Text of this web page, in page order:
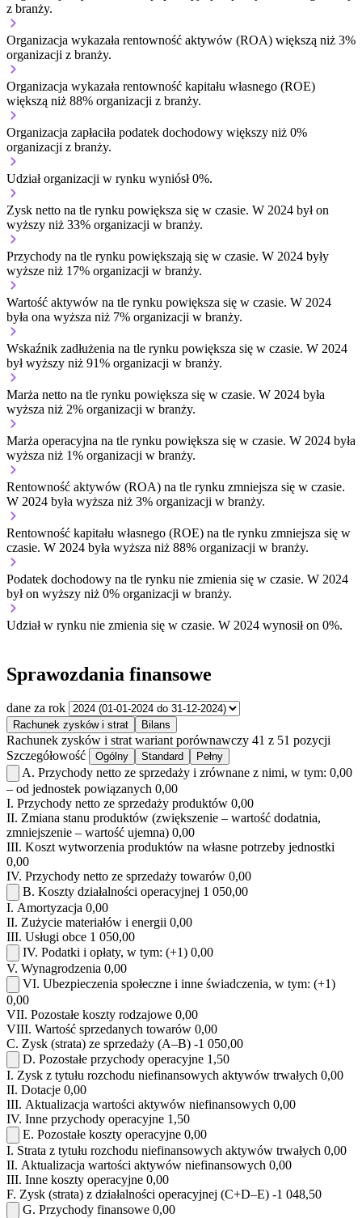
z branży.
Organizacja wykazała rentowność aktywów (ROA) większą niż 3%
organizacji z branży.
Organizacja wykazała rentowność kapitału własnego (ROE)
większą niż 88% organizacji z branży.
Organizacja zapłaciła podatek dochodowy większy niż 0%
organizacji z branży.
Udział organizacji w rynku wyniósł 0%.
Zysk netto na tle rynku powiększa się w czasie. W 2024 był on
wyższy niż 33% organizacji w branży.
Przychody na tle rynku powiększają się w czasie. W 2024 były
wyższe niż 17% organizacji w branży.
Wartość aktywów na tle rynku powiększa się w czasie. W 2024
była ona wyższa niż 7% organizacji w branży.
Wskaźnik zadłużenia na tle rynku powiększa się w czasie. W 2024
był wyższy niż 91% organizacji w branży.
Marża netto na tle rynku powiększa się w czasie. W 2024 była
wyższa niż 2% organizacji w branży.
Marża operacyjna na tle rynku powiększa się w czasie. W 2024 była
wyższa niż 1% organizacji w branży.
Rentowność aktywów (ROA) na tle rynku zmniejsza się w czasie.
W 2024 była wyższa niż 3% organizacji w branży.
Rentowność kapitału własnego (ROE) na tle rynku zmniejsza się w
czasie. W 2024 była wyższa niż 88% organizacji w branży.
Podatek dochodowy na tle rynku nie zmienia się w czasie. W 2024
był on wyższy niż 0% organizacji w branży.
Udział w rynku nie zmienia się w czasie. W 2024 wynosił on 0%.
Sprawozdania finansowe
dane za rok
Rachunek zysków i strat Bilans
Rachunek zysków i strat wariant porównawczy 41 z 51 pozycji
Szczegółowość
Ogólny Standard Pełny
A. Przychody netto ze sprzedaży i zrównane z nimi, w tym: 0,00
– od jednostek powiązanych 0,00
I. Przychody netto ze sprzedaży produktów 0,00
II. Zmiana stanu produktów (zwiększenie – wartość dodatnia,
zmniejszenie – wartość ujemna) 0,00
III. Koszt wytworzenia produktów na własne potrzeby jednostki
0,00
IV. Przychody netto ze sprzedaży towarów 0,00
B. Koszty działalności operacyjnej 1 050,00
I. Amortyzacja 0,00
II. Zużycie materiałów i energii 0,00
III. Usługi obce 1 050,00
IV. Podatki i opłaty, w tym: (+1) 0,00
V. Wynagrodzenia 0,00
VI. Ubezpieczenia społeczne i inne świadczenia, w tym: (+1)
0,00
VII. Pozostałe koszty rodzajowe 0,00
VIII. Wartość sprzedanych towarów 0,00
C. Zysk (strata) ze sprzedaży (A–B) -1 050,00
D. Pozostałe przychody operacyjne 1,50
I. Zysk z tytułu rozchodu niefinansowych aktywów trwałych 0,00
II. Dotacje 0,00
III. Aktualizacja wartości aktywów niefinansowych 0,00
IV. Inne przychody operacyjne 1,50
E. Pozostałe koszty operacyjne 0,00
I. Strata z tytułu rozchodu niefinansowych aktywów trwałych 0,00
II. Aktualizacja wartości aktywów niefinansowych 0,00
III. Inne koszty operacyjne 0,00
F. Zysk (strata) z działalności operacyjnej (C+D–E) -1 048,50
G. Przychody finansowe 0,00